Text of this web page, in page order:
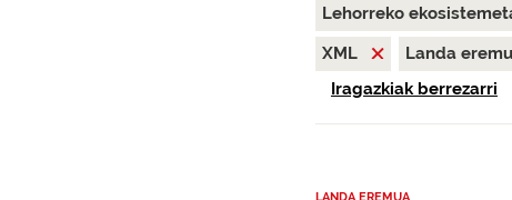
Lehorreko
XML
Landa
Iragazkiak berrezarri